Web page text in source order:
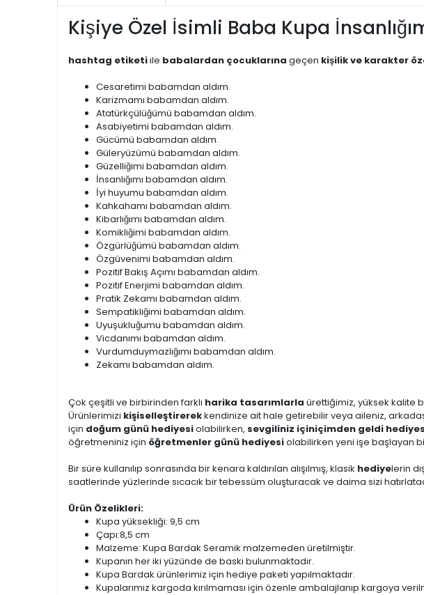
Kişiye Özel İsimli Baba Kupa
hashtag etiketiile babalardan çocuklarına geçen kişilik ve karakter
Cesaretimi babamdan aldım.
Karizmamı babamdan aldım.
Atatürkçülüğümü babamdan aldım.
Asabiyetimi babamdan aldım.
Gücümü babamdan aldım.
Güleryüzümü babamdan aldım.
Güzelliğimi babamdan aldım.
İnsanlığımı babamdan aldım.
İyi huyumu babamdan aldım.
Kahkahamı babamdan aldım.
Kibarlığımı babamdan aldım.
Komikliğimi babamdan aldım.
Özgürlüğümü babamdan aldım.
Özgüvenimi babamdan aldım.
Pozitif Bakış Açımı babamdan aldım.
Pozitif Enerjimi babamdan aldım.
Pratik Zekamı babamdan aldım.
Sempatikliğimi babamdan aldım.
Uyuşukluğumu babamdan aldım.
Vicdanımı babamdan aldım.
Vurdumduymazlığımı babamdan aldım.
Zekamı babamdan aldım.
Çok çeşitli ve birbirinden farklı harika tasarımlarla ürettiğimiz, yüksek kalite
Ürünlerimizi kişiselleştirerekkendinize ait hale getirebilir veya aileniz,
için doğum günü hediyesiolabilirken, sevgiliniz içiniçimden geldi
öğretmeniniz için öğretmenler günü hediyesiolabilirken yeni işe başlayan
Bir süre kullanılıp sonrasında bir kenara kaldırılan alışılmış, klasik hediyelerin
saatlerinde yüzlerinde sıcacık bir tebessüm oluşturacak ve daima sizi
Ürün Özelikleri:
Kupa yüksekliği: 9,5 cm
Çapı:8,5 cm
Malzeme: Kupa Bardak Seramik malzemeden üretilmiştir.
Kupanın her iki yüzünde de baskı bulunmaktadır.
Kupa Bardak ürünlerimiz için hediye paketi yapılmaktadır.
Kupalarımız kargoda kırılmaması için özenle ambalajlanıp kargoya